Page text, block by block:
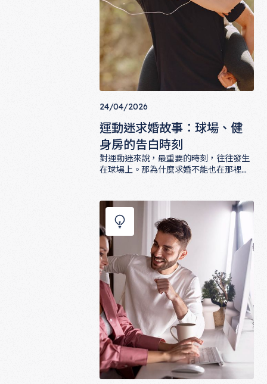
24/04/2026
運動迷求婚故事：球場、健
身房的告白時刻
對運動迷來說，最重要的時刻，往往發生
在球場上。那為什麼求婚不能也在那裡？
膝下跪，帶你看見熱愛運動的人，如何用
自己最真實的語言說出「嫁給我」。